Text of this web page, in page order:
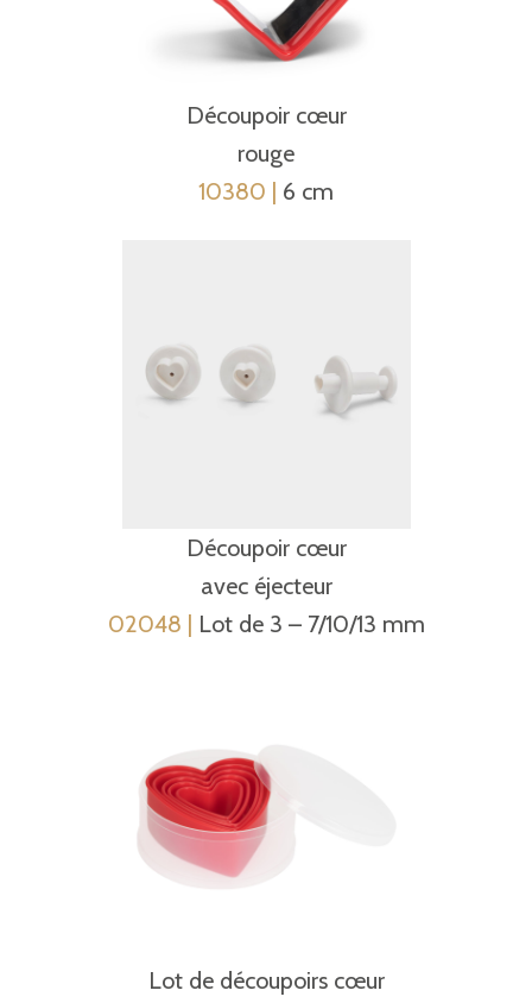
Découpoir cœur
rouge
10380 | 6 cm
Découpoir cœur
avec éjecteur
02048 | Lot de 3 – 7/10/13 mm
Lot de découpoirs cœur